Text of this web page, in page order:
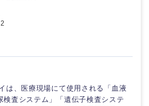
は、医療現場にて使用される「血液
検査システム」「遺伝子検査システ